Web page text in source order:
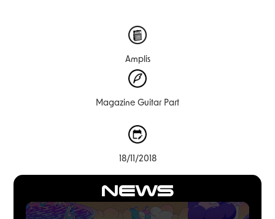
NEWS
Amplis
Magazine Guitar Part
18/11/2018